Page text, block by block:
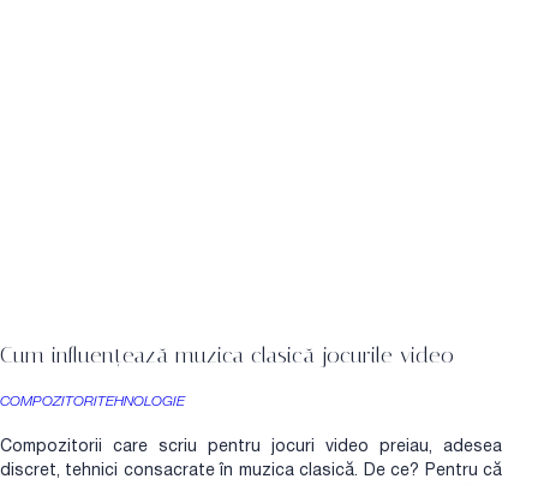
Cum influențează muzica clasică jocurile video
COMPOZITORITEHNOLOGIE
Compozitorii care scriu pentru jocuri video preiau, adesea
discret, tehnici consacrate în muzica clasică. De ce? Pentru că